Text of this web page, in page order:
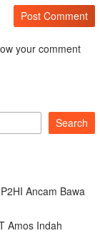
your comment
Search
Ancam Bawa
Amos Indah